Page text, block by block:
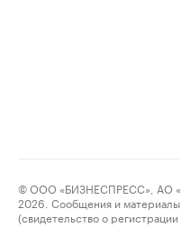
© ООО «БИЗНЕСПРЕСС», АО
2026. Сообщения и материалы
(свидетельство о